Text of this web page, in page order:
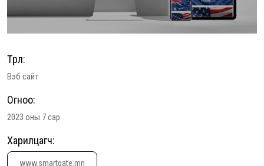
Төрөл:
Вэб сайт
Огноо:
2023 оны 7 сар
Харилцагч:
www.smartgate.mn